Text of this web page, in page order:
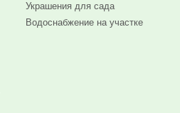
Украшения для сада
Водоснабжение на участке